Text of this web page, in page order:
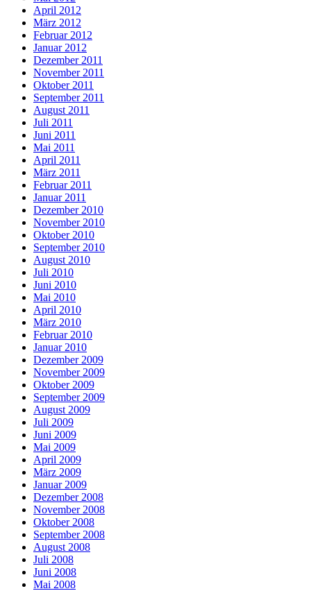
April 2012
März 2012
Februar 2012
Januar 2012
Dezember 2011
November 2011
Oktober 2011
September 2011
August 2011
Juli 2011
Juni 2011
Mai 2011
April 2011
März 2011
Februar 2011
Januar 2011
Dezember 2010
November 2010
Oktober 2010
September 2010
August 2010
Juli 2010
Juni 2010
Mai 2010
April 2010
März 2010
Februar 2010
Januar 2010
Dezember 2009
November 2009
Oktober 2009
September 2009
August 2009
Juli 2009
Juni 2009
Mai 2009
April 2009
März 2009
Januar 2009
Dezember 2008
November 2008
Oktober 2008
September 2008
August 2008
Juli 2008
Juni 2008
Mai 2008